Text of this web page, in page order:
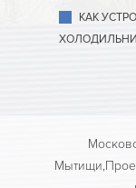
КАК